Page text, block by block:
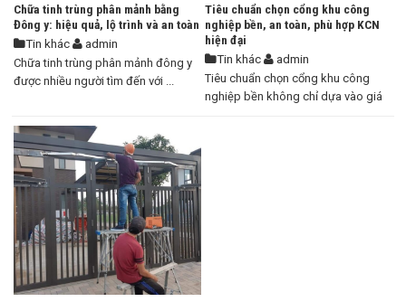
Chữa tinh trùng phân mảnh bằng
Đông y: hiệu quả, lộ trình và an toàn
Tin khác
admin
Chữa tinh trùng phân mảnh đông y
được nhiều người tìm đến với ...
Tiêu chuẩn chọn cổng khu công
nghiệp bền, an toàn, phù hợp KCN
hiện đại
Tin khác
admin
Tiêu chuẩn chọn cổng khu công
nghiệp bền không chỉ dựa vào giá